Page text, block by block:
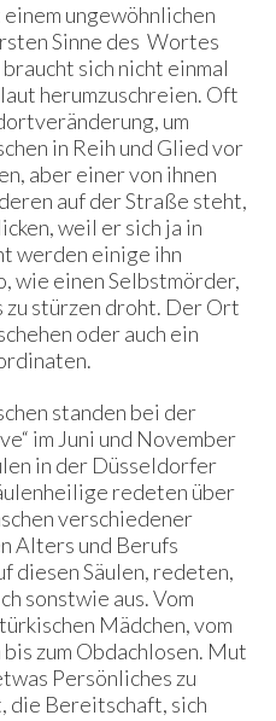
ungewöhnlichen
Sinne des Wortes
sich nicht einmal
herumzuschreien. Oft
um
in Reih und Glied vor
aber einer von ihnen
auf der Straße steht,
weil er sich ja in
werden einige ihn
wie einen Selbstmörder,
zu stürzen droht. Der Ort
oder auch ein
standen bei der
im Juni und November
in der Düsseldorfer
redeten über
verschiedener
Alters und Berufs
diesen Säulen, redeten,
sonstwie aus. Vom
Mädchen, vom
zum Obdachlosen. Mut
Persönliches zu
die Bereitschaft, sich